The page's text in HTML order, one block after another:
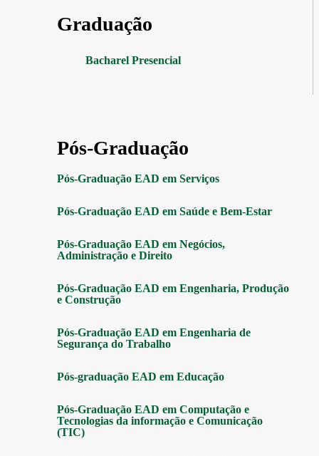
Graduação
Bacharel Presencial
Pós-Graduação
Pós-Graduação EAD em Serviços
Pós-Graduação EAD em Saúde e Bem-Estar
Pós-Graduação EAD em Negócios,
Administração e Direito
Pós-Graduação EAD em Engenharia, Produção
e Construção
Pós-Graduação EAD em Engenharia de
Segurança do Trabalho
Pós-graduação EAD em Educação
Pós-Graduação EAD em Computação e
Tecnologias da informação e Comunicação
(TIC)